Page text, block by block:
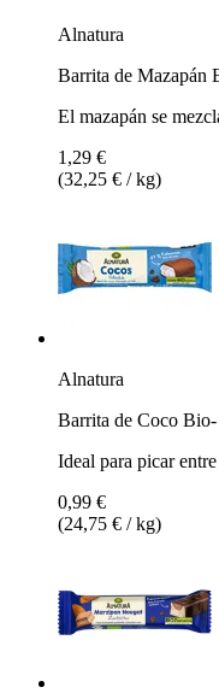
Alnatura
Barrita de Mazapán
El mazapán se
1,29 €
(32,25 € / kg)
Alnatura
Barrita de Coco
Ideal para picar
0,99 €
(24,75 € / kg)